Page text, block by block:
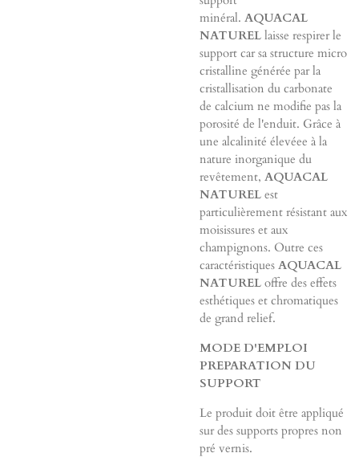
minéral. AQUACAL
NATUREL laisse respirer le
support car sa structure micro
cristalline générée par la
cristallisation du carbonate
de calcium ne modifie pas la
porosité de l'enduit. Grâce à
une alcalinité élevéee à la
nature inorganique du
revêtement, AQUACAL
NATUREL est
particulièrement résistant aux
moisissures et aux
champignons. Outre ces
caractéristiques AQUACAL
NATUREL offre des effets
esthétiques et chromatiques
de grand relief.
MODE D'EMPLOI
PREPARATION DU
SUPPORT
Le produit doit être appliqué
sur des supports propres non
pré vernis.